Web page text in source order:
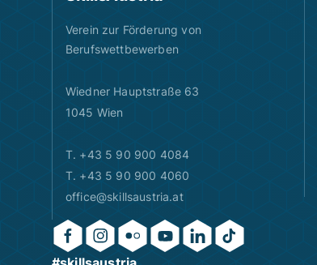
Verein zur Förderung von
Berufswettbewerben
Wiedner Hauptstraße 63
1045 Wien
T. +43 5 90 900 4084
T. +43 5 90 900 4060
office@skillsaustria.at